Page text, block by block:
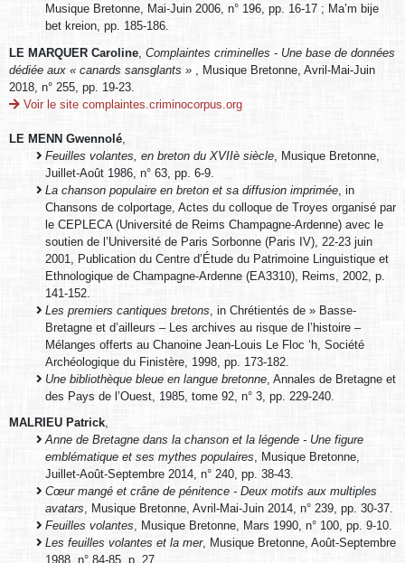
Musique Bretonne, Mai-Juin 2006, n° 196, pp. 16-17 ; Ma’m bije
bet kreion, pp. 185-186.
LE MARQUER Caroline Complaintes criminelles - Une base de données
dédiée aux « canards sansglants »
, Musique Bretonne, Avril-Mai-Juin
2018, n° 255, pp. 19-23.
Voir le site complaintes.criminocorpus.org
LE MENN Gwennolé
Feuilles volantes, en breton du XVIIè siècle , Musique Bretonne,
Juillet-Août 1986, n° 63, pp. 6-9.
La chanson populaire en breton et sa diffusion imprimée , in
Chansons de colportage, Actes du colloque de Troyes organisé par
le CEPLECA (Université de Reims Champagne-Ardenne) avec le
soutien de l’Université de Paris Sorbonne (Paris IV), 22-23 juin
2001, Publication du Centre d’Étude du Patrimoine Linguistique et
Ethnologique de Champagne-Ardenne (EA3310), Reims, 2002, p.
141-152.
Les premiers cantiques bretons , in Chrétientés de » Basse-
Bretagne et d’ailleurs – Les archives au risque de l’histoire –
Mélanges offerts au Chanoine Jean-Louis Le Floc ‘h, Société
Archéologique du Finistère, 1998, pp. 173-182.
Une bibliothèque bleue en langue bretonne , Annales de Bretagne et
des Pays de l’Ouest, 1985, tome 92, n° 3, pp. 229-240.
MALRIEU Patrick
Anne de Bretagne dans la chanson et la légende - Une figure
emblématique et ses mythes populaires , Musique Bretonne,
Juillet-Août-Septembre 2014, n° 240, pp. 38-43.
Cœur mangé et crâne de pénitence - Deux motifs aux multiples
avatars , Musique Bretonne, Avril-Mai-Juin 2014, n° 239, pp. 30-37.
Feuilles volantes , Musique Bretonne, Mars 1990, n° 100, pp. 9-10.
Les feuilles volantes et la mer, Musique Bretonne, Août-Septembre
1988, n° 84-85, p. 27.